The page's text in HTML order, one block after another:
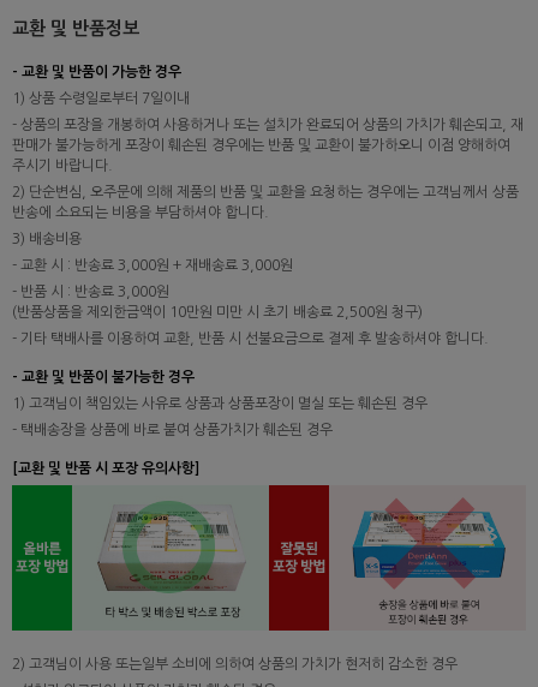
교환 및 반품정보
- 교환 및 반품이 가능한 경우
1) 상품 수령일로부터 7일이내
- 상품의 포장을 개봉하여 사용하거나 또는 설치가 완료되어 상품의 가치가 훼손되고, 재
판매가 불가능하게 포장이 훼손된 경우에는 반품 및 교환이 불가하오니 이점 양해하여
주시기 바랍니다.
2) 단순변심, 오주문에 의해 제품의 반품 및 교환을 요청하는 경우에는 고객님께서 상품
반송에 소요되는 비용을 부담하셔야 합니다.
3) 배송비용
- 교환 시 : 반송료 3,000원 + 재배송료 3,000원
- 반품 시 : 반송료 3,000원
(반품상품을 제외한금액이 10만원 미만 시 초기 배송료 2,500원 청구)
- 기타 택배사를 이용하여 교환, 반품 시 선불요금으로 결제 후 발송하셔야 합니다.
- 교환 및 반품이 불가능한 경우
1) 고객님이 책임있는 사유로 상품과 상품포장이 멸실 또는 훼손된 경우
- 택배송장을 상품에 바로 붙여 상품가치가 훼손된 경우
[교환 및 반품 시 포장 유의사항]
2) 고객님이 사용 또는일부 소비에 의하여 상품의 가치가 현저히 감소한 경우